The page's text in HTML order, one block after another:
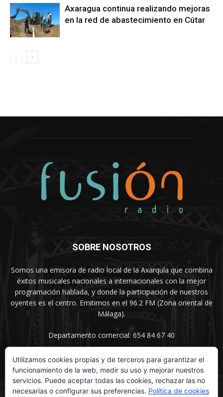
Axaragua continua realizando mejoras
en la red de abastecimiento en Cútar
SOBRE NOSOTROS
Somos una emisora de radio local de la Axarquía que combina
éxitos musicales nacionales a internacionales con la mejor
programación hablada, y donde la participación de nuestros
oyentes es el centro. Emitimos en el 96.2 FM (Zona oriental de
Málaga).
Departamento comercial: 654 84 67 40
SÍGUENOS
Utilizamos cookies propias y de terceros para garantizar el
funcionamiento de la web, medir su uso y mejorar nuestros
servicios. Puede aceptar todas las cookies, rechazar las no
necesarias o configurar sus preferencias. Política de cookies